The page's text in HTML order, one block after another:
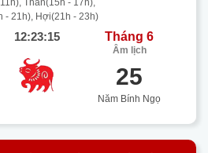
Thân(15h - 17h),
- 21h), Hợi(21h - 23h)
12:23:16 Tháng 6
Âm lịch
25
Năm Bính Ngọ